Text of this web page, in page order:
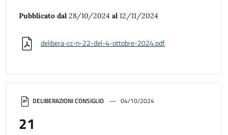
DELIBERAZIONI CONSIGLIO 04/10/2024
21
Pubblicato dal 28/10/2024 al 12/11/2024
delibera-cc-n-22-del-4-ottobre-2024.pdf